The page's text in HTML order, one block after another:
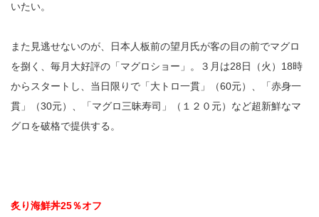
いたい。
また見逃せないのが、日本人板前の望月氏が客の目の前でマグロ
を捌く、毎月大好評の「マグロショー」。３月は28日（火）18時
からスタートし、当日限りで「大トロ一貫」（60元）、「赤身一
貫」（30元）、「マグロ三昧寿司」（１２０元）など超新鮮なマ
グロを破格で提供する。
炙り海鮮丼25％オフ